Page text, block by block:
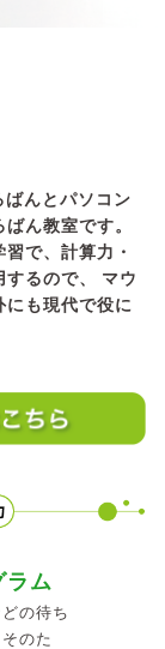
んとパソコン
ん教室です。
で、計算力・
るので、 マウ
にも現代で役に
ラム
の待ち
のた